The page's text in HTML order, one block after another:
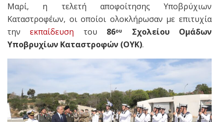
Μαρί, η τελετή αποφοίτησης Υποβρύχιων
Καταστροφέων, οι οποίοι ολοκλήρωσαν με επιτυχία
τηνεκπαίδευση του 86ου
Σχολείου Ομάδων
Υποβρυχίων Καταστροφών (ΟΥΚ).